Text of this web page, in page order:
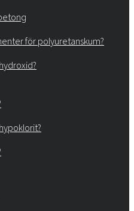
för polyuretanskum?